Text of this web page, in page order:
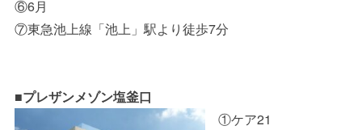
⑥6月
⑦東急池上線「池上」駅より徒歩7分
■プレザンメゾン塩釜口
①ケア21